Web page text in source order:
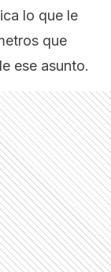
lo que le
que
ese asunto.